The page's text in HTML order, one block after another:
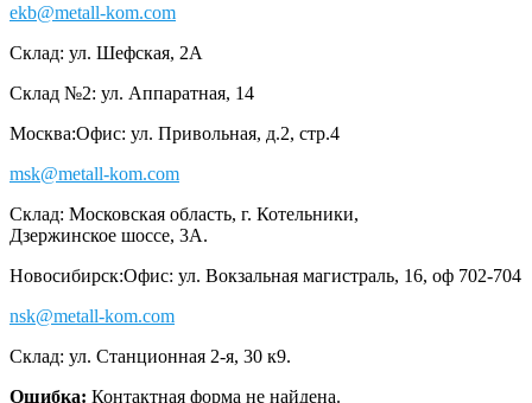
ekb@metall-kom.com
Склад: ул. Шефская, 2А
Склад №2: ул. Аппаратная, 14
Москва:Офис: ул. Привольная, д.2, стр.4
msk@metall-kom.com
Склад: Московская область, г. Котельники,
Дзержинское шоссе, 3А.
Новосибирск:Офис: ул. Вокзальная магистраль, 16, оф 702-704
nsk@metall-kom.com
Склад: ул. Станционная 2-я, 30 к9.
Ошибка: Контактная форма не найдена.